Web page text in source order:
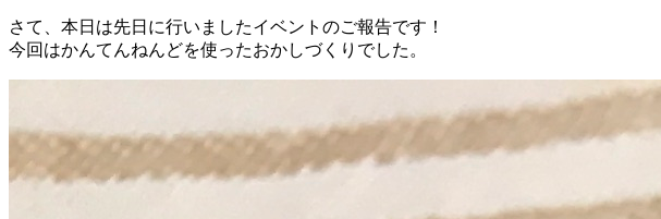
さて、本日は先日に行いましたイベントのご報告です！
今回はかんてんねんどを使ったおかしづくりでした。